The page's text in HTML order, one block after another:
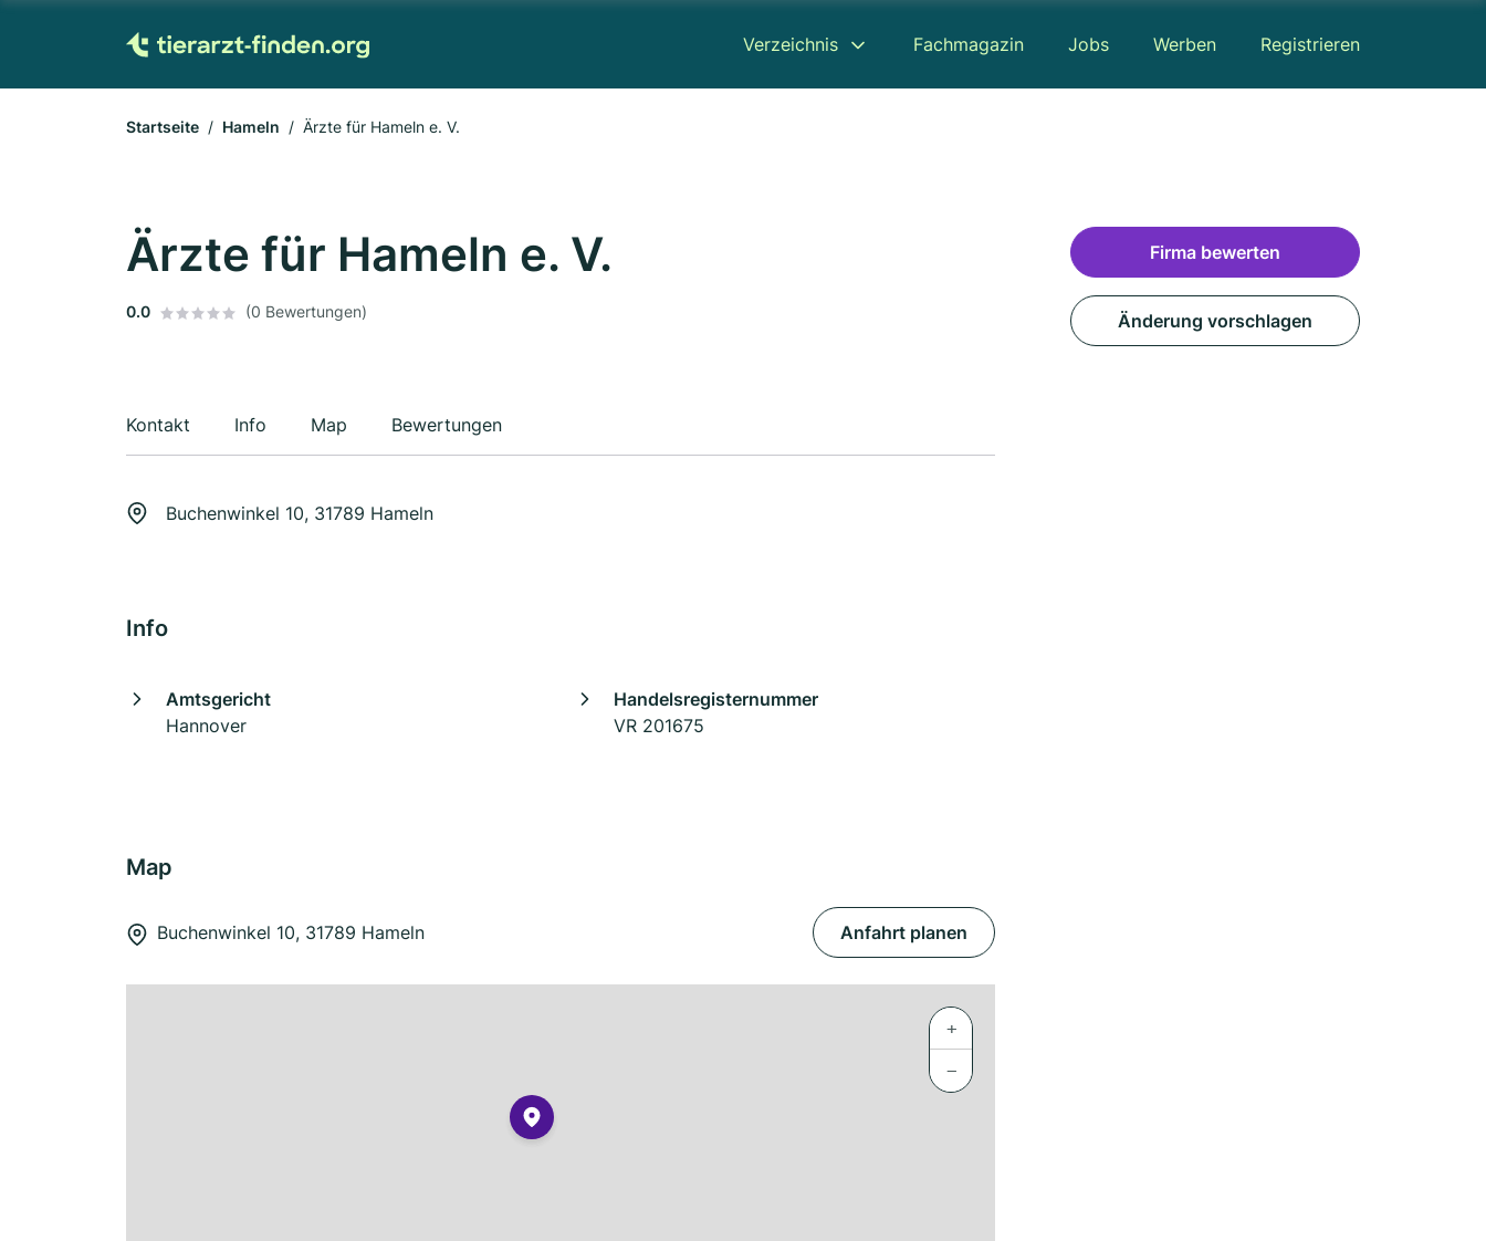
Verzeichnis Fachmagazin Jobs Werben Registrieren
Startseite Hameln Ärzte für Hameln e. V.
Ärzte für Hameln e. V.
0.0 (0 Bewertungen)
Kontakt Info Map Bewertungen
Buchenwinkel 10, 31789 Hameln
Info
Amtsgericht
Hannover
Handelsregisternummer
VR 201675
Map
Buchenwinkel 10, 31789 Hameln Anfahrt planen
+
−
Firma bewerten
Änderung vorschlagen